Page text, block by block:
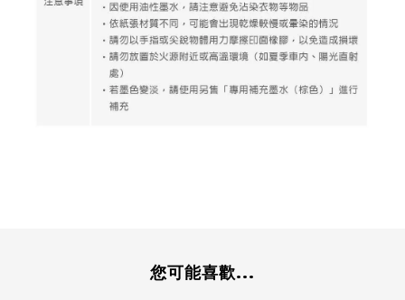
您可能喜歡...